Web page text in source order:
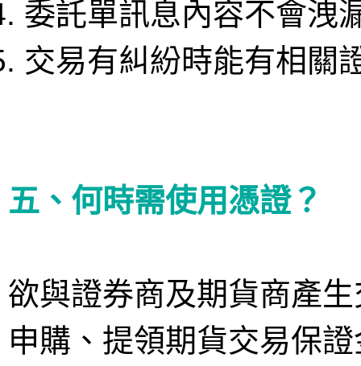
委託單訊息內容不會洩
交易有糾紛時能有相關
五、何時需使用憑證？
欲與證券商及期貨商產
申購、提領期貨交易保